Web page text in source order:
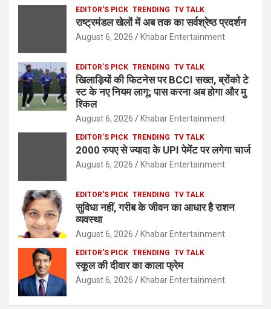
EDITOR'S PICK TRENDING TV TALK
राष्ट्रमंडल खेलों में अब तक का सर्वश्रेष्ठ प्रदर्शन
August 6, 2026 Khabar Entertainment
EDITOR'S PICK TRENDING TV TALK
खिलाड़ियों की फिटनेस पर BCCI सख्त, ब्रोंको टे
स्ट के नए नियम लागू; पास करना अब होगा और मु
श्किल
August 6, 2026 Khabar Entertainment
EDITOR'S PICK TRENDING TV TALK
2000 रुपए से ज्यादा के UPI पेमेंट पर लगेगा चार्ज
August 6, 2026 Khabar Entertainment
EDITOR'S PICK TRENDING TV TALK
सुविधा नहीं, गरीब के जीवन का आधार है राशन
व्यवस्था
August 6, 2026 Khabar Entertainment
EDITOR'S PICK TRENDING TV TALK
स्कूल की दीवार का काला फ्रेम
August 6, 2026 Khabar Entertainment